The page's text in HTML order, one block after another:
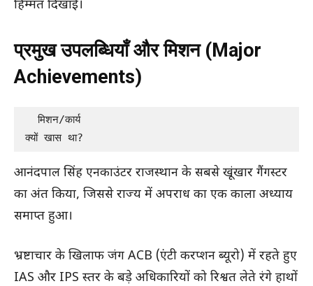
हिम्मत दिखाई।
प्रमुख उपलब्धियाँ और मिशन (Major
Achievements)
  मिशन/कार्य
क्यों खास था?
आनंदपाल सिंह एनकाउंटर राजस्थान के सबसे खूंखार गैंगस्टर
का अंत किया, जिससे राज्य में अपराध का एक काला अध्याय
समाप्त हुआ।
भ्रष्टाचार के खिलाफ जंग ACB (एंटी करप्शन ब्यूरो) में रहते हुए
IAS और IPS स्तर के बड़े अधिकारियों को रिश्वत लेते रंगे हाथों